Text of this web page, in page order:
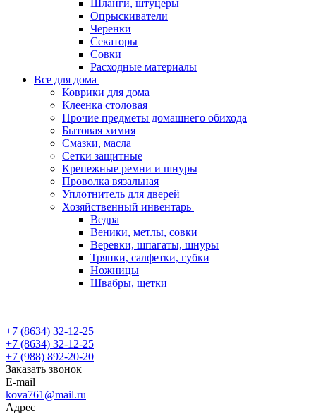
Шланги, штуцеры
Опрыскиватели
Черенки
Секаторы
Совки
Расходные материалы
Все для дома
Коврики для дома
Клеенка столовая
Прочие предметы домашнего обихода
Бытовая химия
Смазки, масла
Сетки защитные
Крепежные ремни и шнуры
Проволка вязальная
Уплотнитель для дверей
Хозяйственный инвентарь
Ведра
Веники, метлы, совки
Веревки, шпагаты, шнуры
Тряпки, салфетки, губки
Ножницы
Швабры, щетки
+7 (8634) 32-12-25
+7 (8634) 32-12-25
+7 (988) 892-20-20
Заказать звонок
E-mail
kova761@mail.ru
Адрес